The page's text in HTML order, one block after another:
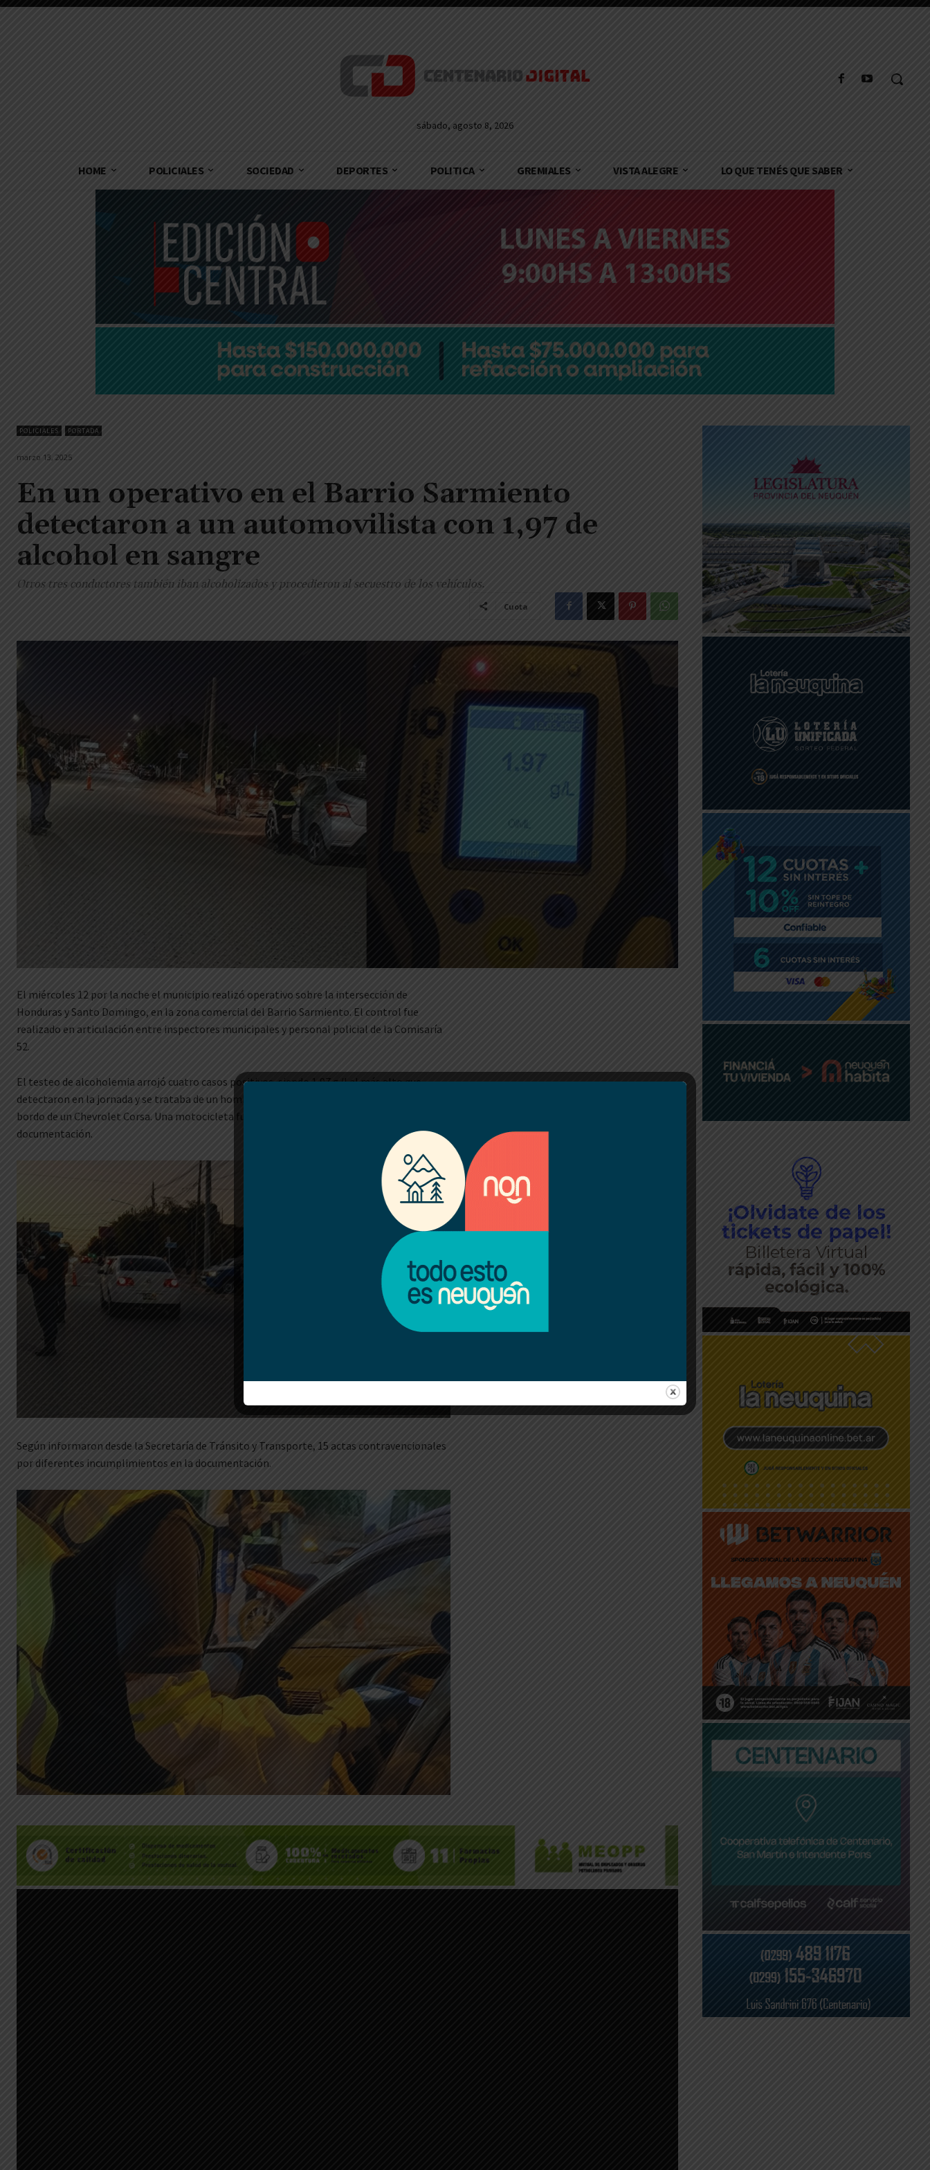
sábado, agosto 8, 2026
HOME POLICIALES SOCIEDAD DEPORTES POLITICA GREMIALES VISTA ALEGRE LO QUE TENÉS QUE SABER
POLICIALES PORTADA
marzo 13, 2025
En un operativo en el Barrio Sarmiento
detectaron a un automovilista con 1,97 de
alcohol en sangre
Otros tres conductores también iban alcoholizados y procedieron al secuestro de los vehículos.
Cuota
El miércoles 12 por la noche el municipio realizó operativo sobre la intersección de
Honduras y Santo Domingo, en la zona comercial del Barrio Sarmiento. El control fue
realizado en articulación entre inspectores municipales y personal policial de la Comisaría
52.
El testeo de alcoholemia arrojó cuatro casos positivos, siendo 1,97 g/l el más alto que
detectaron en la jornada y se trataba de un hombre domiciliado en Añelo y el cual iba a
bordo de un Chevrolet Corsa. Una motocicleta fue secuestrada por irregularidades en la
documentación.
Según informaron desde la Secretaría de Tránsito y Transporte, 15 actas contravencionales
por diferentes incumplimientos en la documentación.